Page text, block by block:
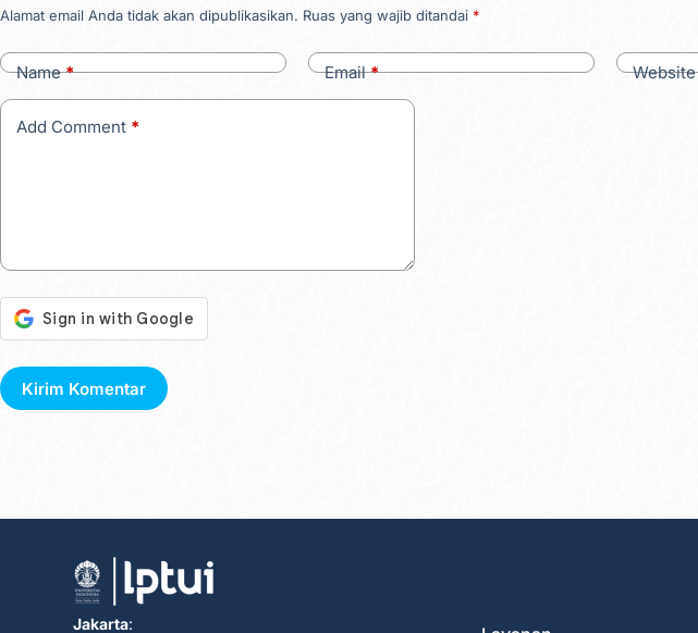
Alamat email Anda tidak akan dipublikasikan. Ruas yang wajib ditandai *
Name* Email* Website
Add Comment *
Kirim Komentar
Jakarta: